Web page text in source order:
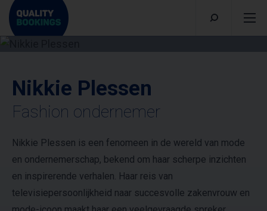
Nikkie Plessen
Fashion ondernemer
Nikkie Plessen is een fenomeen in de wereld van mode
en ondernemerschap, bekend om haar scherpe inzichten
en inspirerende verhalen. Haar reis van
televisiepersoonlijkheid naar succesvolle zakenvrouw en